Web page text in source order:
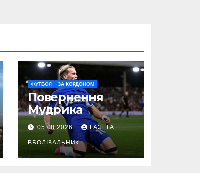
ФУТБОЛ ЗА КОРДОНОМ
Повернення
Мудрика
05.08.2026 ГАЗЕТА
ВБОЛІВАЛЬНИК